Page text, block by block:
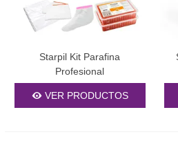
Starpil Kit Parafina
Profesional
VER PRODUCTOS